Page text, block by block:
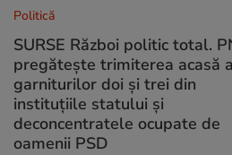
Politică
SURSE Război politic total.
pregătește trimiterea acasă a
garniturilor doi și trei din
instituțiile statului și
deconcentratele ocupate de
oamenii PSD